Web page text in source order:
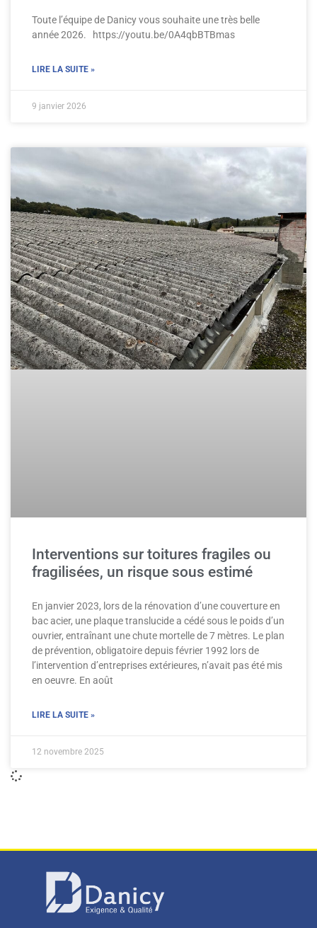
Toute l’équipe de Danicy vous souhaite une très belle
année 2026. https://youtu.be/0A4qbBTBmas
LIRE LA SUITE »
9 janvier 2026
Interventions sur toitures fragiles ou
fragilisées, un risque sous estimé
En janvier 2023, lors de la rénovation d’une couverture en
bac acier, une plaque translucide a cédé sous le poids d’un
ouvrier, entraînant une chute mortelle de 7 mètres. Le plan
de prévention, obligatoire depuis février 1992 lors de
l’intervention d’entreprises extérieures, n’avait pas été mis
en oeuvre. En août
LIRE LA SUITE »
12 novembre 2025